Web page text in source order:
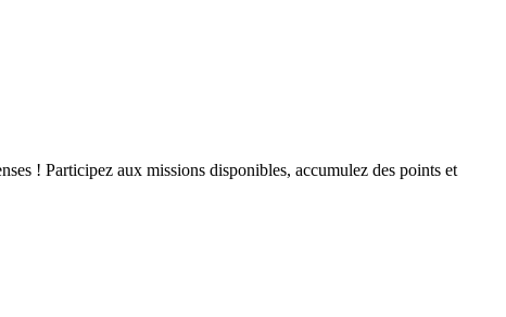
! Participez aux missions disponibles, accumulez des points et